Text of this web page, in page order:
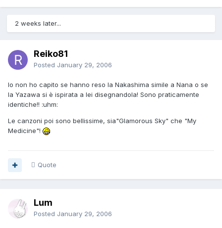
2 weeks later...
Reiko81
Posted January 29, 2006
Io non ho capito se hanno reso la Nakashima simile a Nana o se
la Yazawa si è ispirata a lei disegnandola! Sono praticamente
identiche!! :uhm:
Le canzoni poi sono bellissime, sia"Glamorous Sky" che "My
Medicine"!
Quote
Lum
Posted January 29, 2006